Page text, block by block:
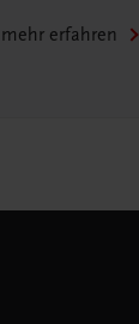
mehr erfahren